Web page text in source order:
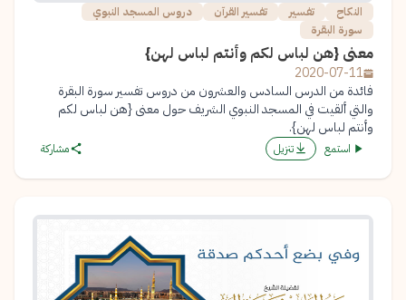
النكاح تفسير تفسير القرآن
دروس المسجد النبوي
سورة البقرة
معنى {هن لباس لكم وأنتم لباس لهن}
2020-07-11
فائدة من الدرس السادس والعشرون من دروس تفسير سورة البقرة
والتي ألقيت في المسجد النبوي الشريف حول معنى {هن لباس لكم
وأنتم لباس لهن}.
استمع تنزيل مشاركة